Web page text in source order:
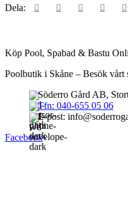
Dela:
Köp Pool, Spabad & Bastu
Poolbutik i Skåne – Besök vårt
Söderro Gård AB,
Tfn: 040-655 05 06
E-post:
Facebook